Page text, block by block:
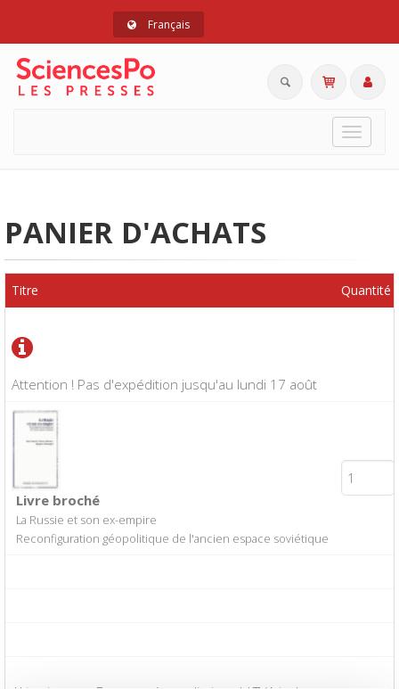
Français
Toggle
PANIER D'ACHATS
Attention ! Pas d'expédition jusqu'au lundi 17 août
Titre Quantité
Livre broché
La Russie et son ex-empire
Reconfiguration géopolitique de l'ancien espace soviétique